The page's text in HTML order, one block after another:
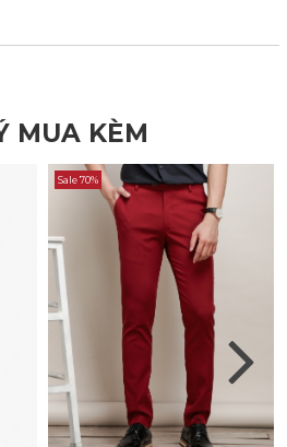
MUA KÈM
Sale 70%